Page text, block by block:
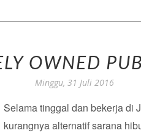
OWNED
Minggu, 31 Juli 2016
Selama tinggal dan bekerja di
kurangnya alternatif sarana